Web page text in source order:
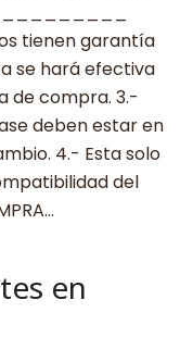
tienen garantía
se hará efectiva
de compra. 3.-
deben estar en
4.- Esta solo
del
en